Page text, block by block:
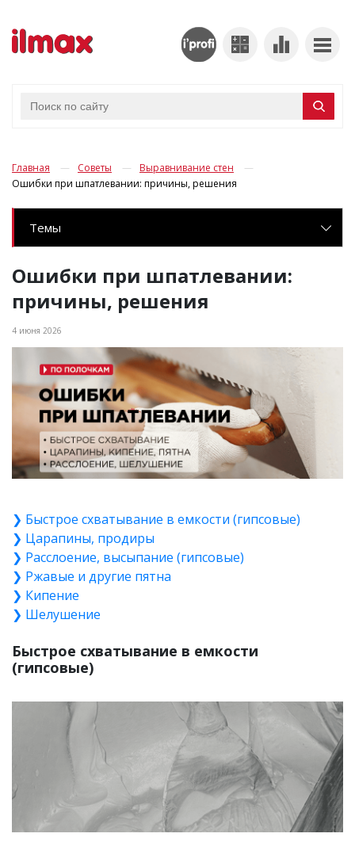
Главная Советы
Выравнивание стен
Ошибки при шпатлевании: причины, решения
Темы
Ошибки при шпатлевании:
причины, решения
4 июня 2026
❯ Быстрое схватывание в емкости (гипсовые)
❯ Царапины, продиры
❯ Расслоение, высыпание (гипсовые)
❯ Ржавые и другие пятна
❯ Кипение
❯ Шелушение
Быстрое схватывание в емкости
(гипсовые)